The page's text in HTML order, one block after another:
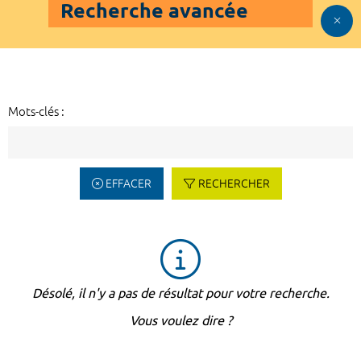
Recherche avancée
Mots-clés :
EFFACER RECHERCHER
Désolé, il n'y a pas de résultat pour votre recherche.
Vous voulez dire ?